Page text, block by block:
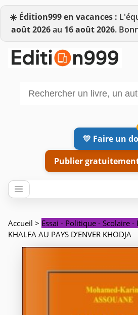
☀️ Édition999 en vacances :
août 2026au 16 août 2026.
💛 Faire un
Publier
Accueil > Essai - Politique - Scolaire -
KHALFA AU PAYS D’ENVER KHODJA